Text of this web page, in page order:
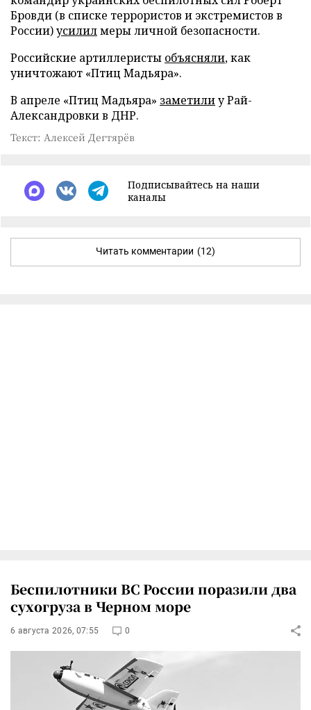
Бровди (в списке террористов и экстремистов в
России)усилилмеры личной безопасности.
Российские артиллеристы объясняли, как
уничтожают «Птиц Мадьяра».
В апреле «Птиц Мадьяра» заметилиу Рай-
Александровки в ДНР.
Текст: Алексей Дегтярёв
Подписывайтесь на наши
каналы
Читать комментарии (12)
Беспилотники ВС России поразили два
сухогруза в Черном море
6 августа 2026, 07:55 0